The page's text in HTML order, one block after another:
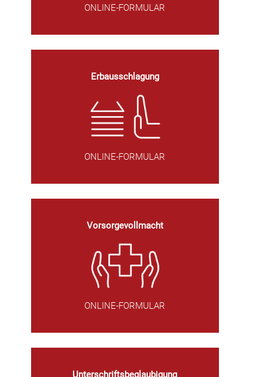
ONLINE-FORMULAR
Erbausschlagung
ONLINE-FORMULAR
Vorsorgevollmacht
ONLINE-FORMULAR
Unterschriftsbeglaubigung